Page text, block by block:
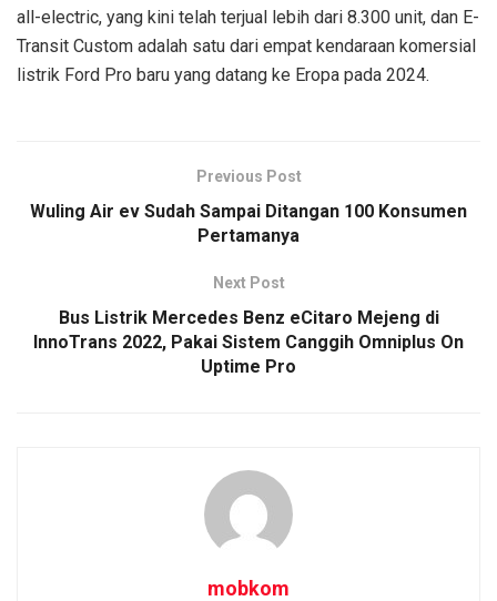
all-electric, yang kini telah terjual lebih dari 8.300 unit, dan E-
Transit Custom adalah satu dari empat kendaraan komersial
listrik Ford Pro baru yang datang ke Eropa pada 2024.
Previous Post
Wuling Air ev Sudah Sampai Ditangan 100 Konsumen
Pertamanya
Next Post
Bus Listrik Mercedes Benz eCitaro Mejeng di
InnoTrans 2022, Pakai Sistem Canggih Omniplus On
Uptime Pro
mobkom